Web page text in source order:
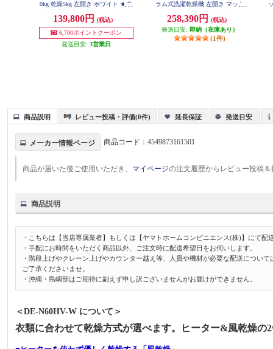
0kg 乾燥5kg 左開き ホワイト ★大
139,800円
(税込)
6,700ポイントクーポン
発送目安: 3営業日
ラム式洗濯乾燥機 左開き マット
LX127EL-W
258,390円
(税込)
発送目安: 即納（在庫あり）
(1件)
商品説明 レビュー投稿・評価(0件) 延長保証 発送目安
メーカー情報ページ 商品コード：4549873161501
商品が届いた後ご使用いただき、 マイページの注文履歴からレビュー投稿
商品説明
・こちらは【当店専属業者】もしくは【ヤマトホームコンビニエンス(株)】にて配
・手配にお時間をいただく商品以外、ご注文時に配送希望日をお伺いします。
・階段上げやクレーン上げやカウンター越え等、人員や機材が必要な配送につい
ご了承くださいませ。
・沖縄・島嶼部はご期待に副えず申し訳ございませんがお届けができません。
＜DE-N60HV-W について＞
衣類に合わせて乾燥方式が選べます。ヒーター&風乾燥の